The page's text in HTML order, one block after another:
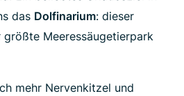
das Dolfinarium: dieser
Meeressäugetierpark
mehr Nervenkitzel und